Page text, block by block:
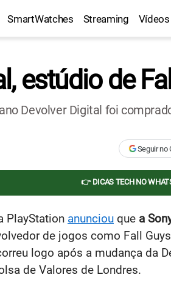
SmartWatches Streaming Vídeos
estúdio de
Devolver Digital foi
Seguir no
👉 DICAS TECH NO
PlayStation anunciou que a
de jogos como Fall
logo após a mudança da
de Valores de Londres.